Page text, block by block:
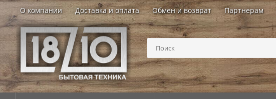
О компании Доставка и оплата Обмен и возврат Партнерам